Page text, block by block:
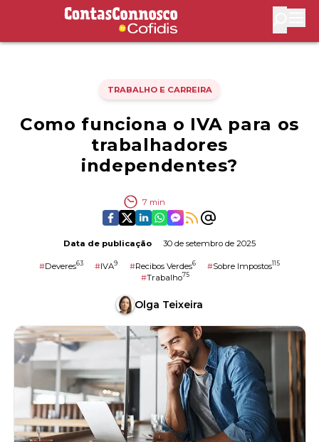
Contas Connosco by Cofidis
TRABALHO E CARREIRA
Como funciona o IVA para os
trabalhadores
independentes?
7 min
Data de publicação 30 de setembro de 2025
#Deveres63 #IVA9 #Recibos Verdes6 #Sobre Impostos115
#Trabalho75
Olga Teixeira